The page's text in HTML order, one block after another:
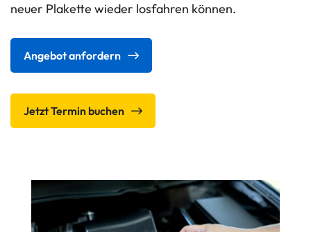
neuer Plakette wieder losfahren können.
Angebot anfordern
Jetzt Termin buchen